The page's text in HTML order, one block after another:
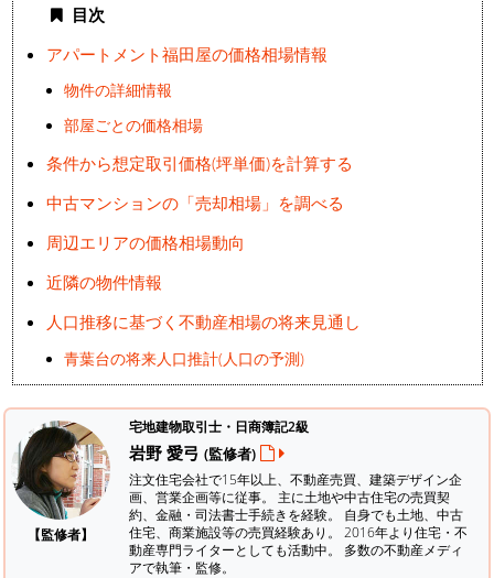
目次
アパートメント福田屋の価格相場情報
物件の詳細情報
部屋ごとの価格相場
条件から想定取引価格(坪単価)を計算する
中古マンションの「売却相場」を調べる
周辺エリアの価格相場動向
近隣の物件情報
人口推移に基づく不動産相場の将来見通し
青葉台の将来人口推計(人口の予測)
【監修者】
宅地建物取引士・日商簿記2級
岩野 愛弓 (監修者)
注文住宅会社で15年以上、不動産売買、建築デザイン企
画、営業企画等に従事。 主に土地や中古住宅の売買契
約、金融・司法書士手続きを経験。 自身でも土地、中古
住宅、商業施設等の売買経験あり。 2016年より住宅・不
動産専門ライターとしても活動中。 多数の不動産メディ
アで執筆・監修。